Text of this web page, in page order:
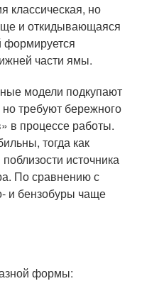
классическая, но
и откидывающаяся
формируется
части ямы.
модели подкупают
требуют бережного
в процессе работы.
тогда как
источника
По сравнению с
и бензобуры чаще
формы: